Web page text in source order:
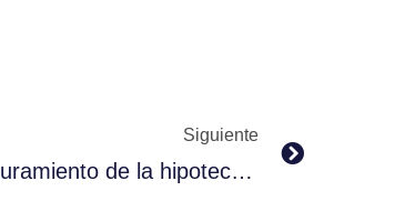
Siguiente
Reclamación de los gastos de aseguramiento de la hipoteca: los Actos Jurídicos Documentados.